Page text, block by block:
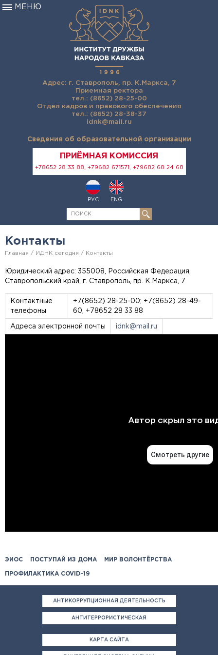
Адрес: г. Ставрополь, пр. К.Маркса, 7
Приемная ректора
тел.: (8652) 28-25-00
Отдел кадров и правового обеспечения
тел.: (8652) 28-38-37
idnk@mail.ru
Сведения об образовательной организации
ПРИЁМНАЯ КОМИССИЯ
+78652 28 33 88, +79682 671571, +79682 68 24 68
РУС ENG
МЕНЮ
Контакты
Главная ИДНК сегодня Контакты
Юридический адрес: 355008, Российская Федерация,
Ставропольский край, г. Ставрополь, пр. К.Маркса, 7
Контактные
телефоны
+7(8652) 28-25-00; +7(8652) 28-49-
60, +78652 28 33 88
Адреса электронной почты idnk@mail.ru
ЭИОС ПОСТУПАЙ ИЗ ДОМА МИР ВОЛОНТЁРСТВА
ПРОФИЛАКТИКА COVID-19
АНТИКОРРУПЦИОННАЯ ДЕЯТЕЛЬНОСТЬ
АНТИТЕРРОРИСТИЧЕСКАЯ
КАРТА САЙТА